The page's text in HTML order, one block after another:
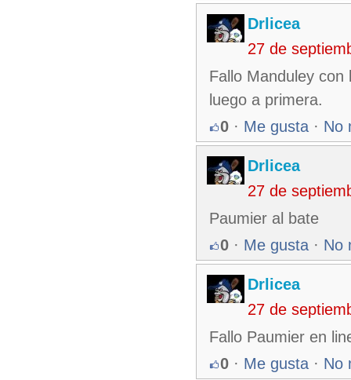
Drlicea
27 de
Fallo Manduley
luego a primera.
0 · Me gusta · No
Drlicea
27 de
Paumier al bate
0 · Me gusta · No
Drlicea
27 de
Fallo Paumier en
0 · Me gusta · No